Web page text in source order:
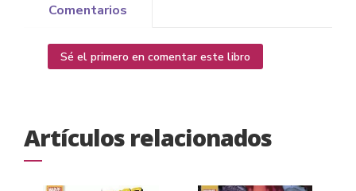
Comentarios
Sé el primero en comentar este libro
Artículos relacionados